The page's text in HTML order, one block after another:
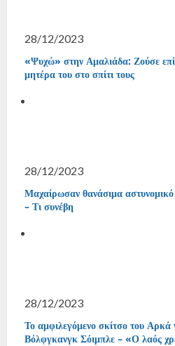
28/12/2023
«Ψυχώ» στην Αμαλιάδα: Ζούσε
μητέρα του στο σπίτι τους
28/12/2023
Μαχαίρωσαν θανάσιμα
– Τι συνέβη
28/12/2023
Το αμφιλεγόμενο σκίτσο του Αρκά
Βόλφγκανγκ Σόιμπλε – «Ο λαός